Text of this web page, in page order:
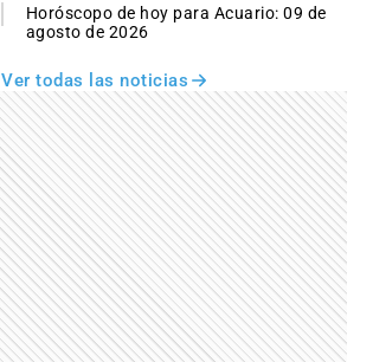
Horóscopo de hoy para Acuario: 09 de
agosto de 2026
Ver todas las noticias